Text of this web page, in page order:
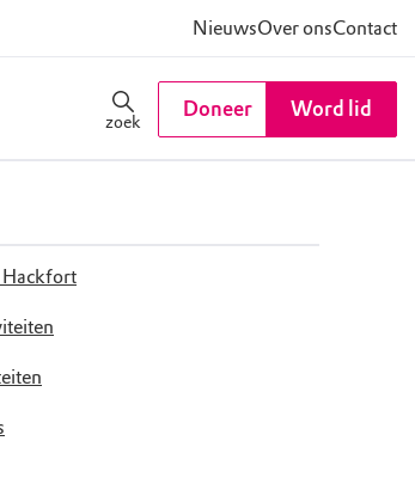
NieuwsOver onsContact
zoek
Doneer Word lid
Hackfort